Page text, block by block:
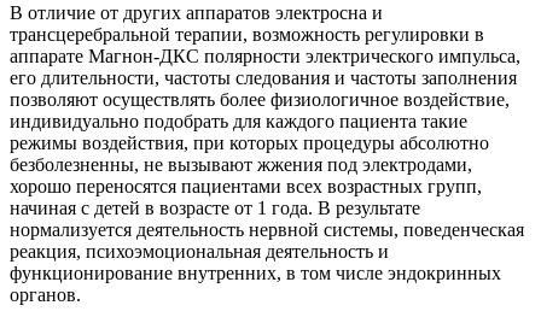
В отличие от других аппаратов электросна и
трансцеребральной терапии, возможность регулировки в
аппарате Магнон-ДКС полярности электрического импульса,
его длительности, частоты следования и частоты заполнения
позволяют осуществлять более физиологичное воздействие,
индивидуально подобрать для каждого пациента такие
режимы воздействия, при которых процедуры абсолютно
безболезненны, не вызывают жжения под электродами,
хорошо переносятся пациентами всех возрастных групп,
начиная с детей в возрасте от 1 года. В результате
нормализуется деятельность нервной системы, поведенческая
реакция, психоэмоциональная деятельность и
функционирование внутренних, в том числе эндокринных
органов.